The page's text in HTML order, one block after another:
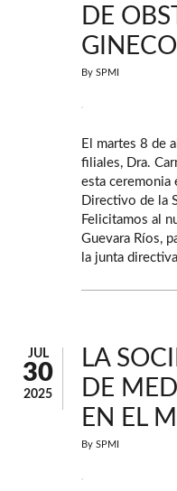
DE
By SPMI
El martes 8 de
filiales, Dra.
esta ceremonia
Directivo de la
Felicitamos al
Guevara Ríos,
la junta
JUL
30
2025
LA
DE
EN EL
By SPMI